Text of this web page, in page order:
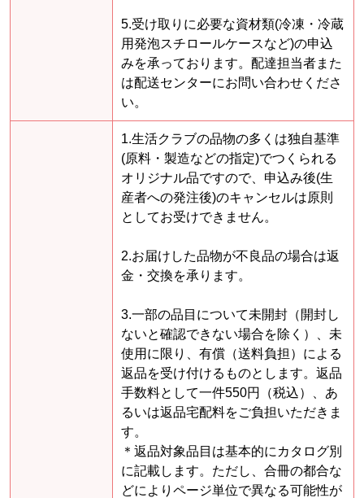
5.受け取りに必要な資材類(冷凍・冷蔵
用発泡スチロールケースなど)の申込
みを承っております。配達担当者また
は配送センターにお問い合わせくださ
い。
1.生活クラブの品物の多くは独自基準
(原料・製造などの指定)でつくられる
オリジナル品ですので、申込み後(生
産者への発注後)のキャンセルは原則
としてお受けできません。
2.お届けした品物が不良品の場合は返
金・交換を承ります。
3.一部の品目について未開封（開封し
ないと確認できない場合を除く）、未
使用に限り、有償（送料負担）による
返品を受け付けるものとします。返品
手数料として一件550円（税込）、あ
るいは返品宅配料をご負担いただきま
す。
＊返品対象品目は基本的にカタログ別
に記載します。ただし、合冊の都合な
どによりページ単位で異なる可能性が